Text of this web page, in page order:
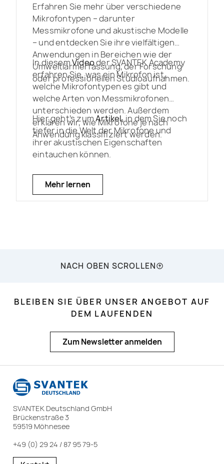
Erfahren Sie mehr über verschiedene
Mikrofontypen – darunter
Messmikrofone und akustische Modelle
– und entdecken Sie ihre vielfältigen
Anwendungen in Bereichen wie der
Umweltlärmerfassung, der Forschung
oder professionellen Studioaufnahmen.
In diesemVideoder SVANTEK Academy
erfahren Sie, was ein Mikrofon ist,
welche Mikrofontypen es gibt und
welche Arten von Messmikrofonen
unterschieden werden. Außerdem
erklären wir, wie Mikrofone je nach
Anwendung klassifiziert werden.
Hier geht’s zumArtikel, in dem Sie noch
tiefer in die Welt der Mikrofone und
ihrer akustischen Eigenschaften
eintauchen können.
Mehr lernen
NACH OBEN SCROLLEN
BLEIBEN SIE ÜBER UNSER ANGEBOT AUF
DEM LAUFENDEN
Zum Newsletter anmelden
SVANTEK Deutschland GmbH
Brückenstraße 3
59519 Möhnesee
+49 (0) 29 24 / 87 95 79-5